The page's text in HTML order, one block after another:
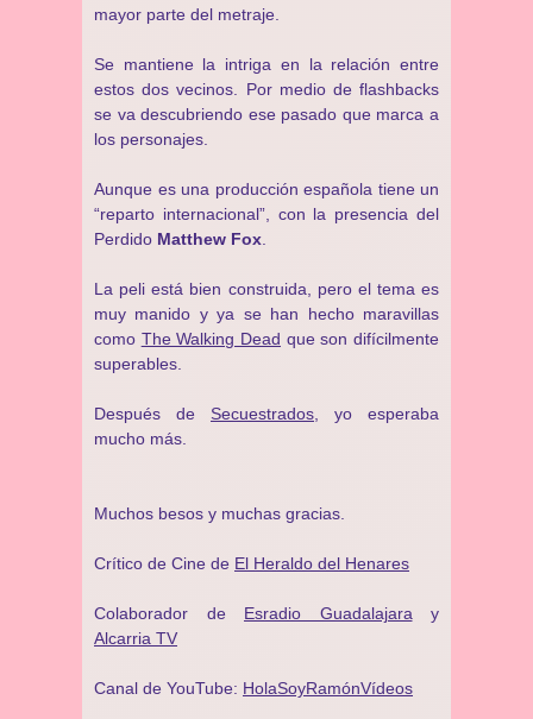
mayor parte del metraje.
Se mantiene la intriga en la relación entre
estos dos vecinos. Por medio de flashbacks
se va descubriendo ese pasado que marca a
los personajes.
Aunque es una producción española tiene un
“reparto internacional”, con la presencia del
Perdido Matthew Fox
La peli está bien construida, pero el tema es
muy manido y ya se han hecho maravillas
como The Walking Dead que son difícilmente
superables.
Después de Secuestrados , yo esperaba
mucho más.
Muchos besos y muchas gracias.
Crítico de Cine de El Heraldo del Henares
Colaborador de Esradio Guadalajara y
Alcarria TV
Canal de YouTube: HolaSoyRamónVídeos